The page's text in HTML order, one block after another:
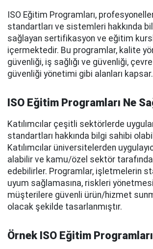
ISO Eğitim Programları,
standartları ve sistemleri hakkında
sağlayan sertifikasyon ve eğitim
içermektedir. Bu programlar, kalite
güvenliği, iş sağlığı ve güvenliği,
güvenliği yönetimi gibi alanları kapsar.
ISO Eğitim Programları Ne
Katılımcılar çeşitli sektörlerde
standartları hakkında bilgi sahibi
Katılımcılar üniversitelerden
alabilir ve kamu/özel sektör
edebilirler. Programlar, işletmelerin
uyum sağlamasına, riskleri
müşterilere güvenli ürün/hizmet
olacak şekilde tasarlanmıştır.
Örnek ISO Eğitim Programları